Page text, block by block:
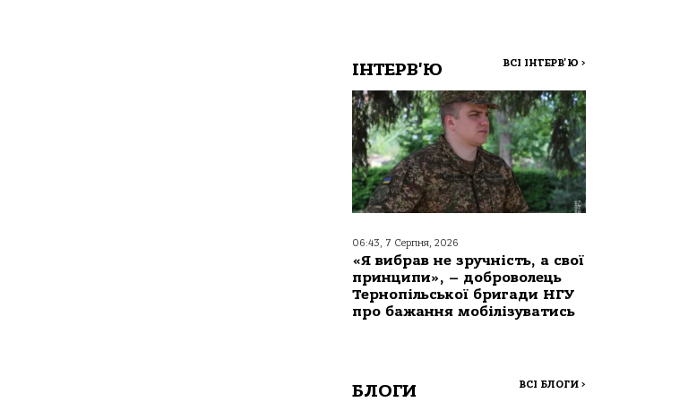
ІНТЕРВ'Ю ВСІ ІНТЕРВ'Ю >
06:43, 7 Серпня, 2026
«Я вибрав не зручність, а свої
принципи», – доброволець
Тернопільської бригади НГУ
про бажання мобілізуватись
БЛОГИ ВСІ БЛОГИ >